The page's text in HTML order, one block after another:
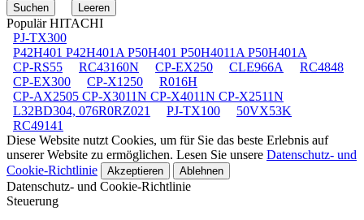
Populär HITACHI
PJ-TX300
P42H401 P42H401A P50H401 P50H4011A P50H401A
CP-RS55
RC43160N CP-EX250 CLE966A
RC4848
CP-EX300
CP-X1250
R016H
CP-AX2505 CP-X3011N CP-X4011N CP-X2511N
L32BD304, 076R0RZ021
PJ-TX100
50VX53K
RC49141
Diese Website nutzt Cookies, um für Sie das beste Erlebnis auf
unserer Website zu ermöglichen. Lesen Sie unsere Datenschutz- und
Cookie-Richtlinie
Akzeptieren Ablehnen
Datenschutz- und Cookie-Richtlinie
Steuerung